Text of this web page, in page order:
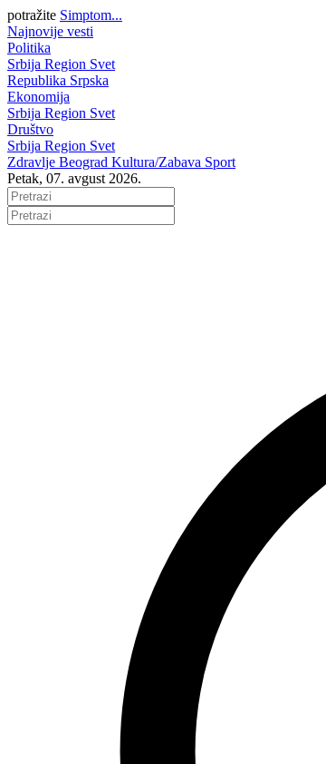
potražite Simptom...
Najnovije vesti
Politika
Srbija Region Svet
Republika Srpska
Ekonomija
Srbija Region Svet
Društvo
Srbija Region Svet
Zdravlje Beograd Kultura/Zabava Sport
Petak, 07. avgust 2026.